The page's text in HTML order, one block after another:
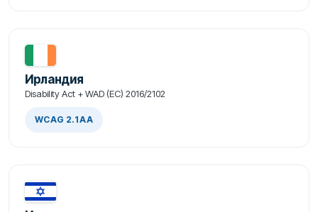
Ирландия
Disability Act + WAD (ЕС) 2016/2102
WCAG 2.1 AA